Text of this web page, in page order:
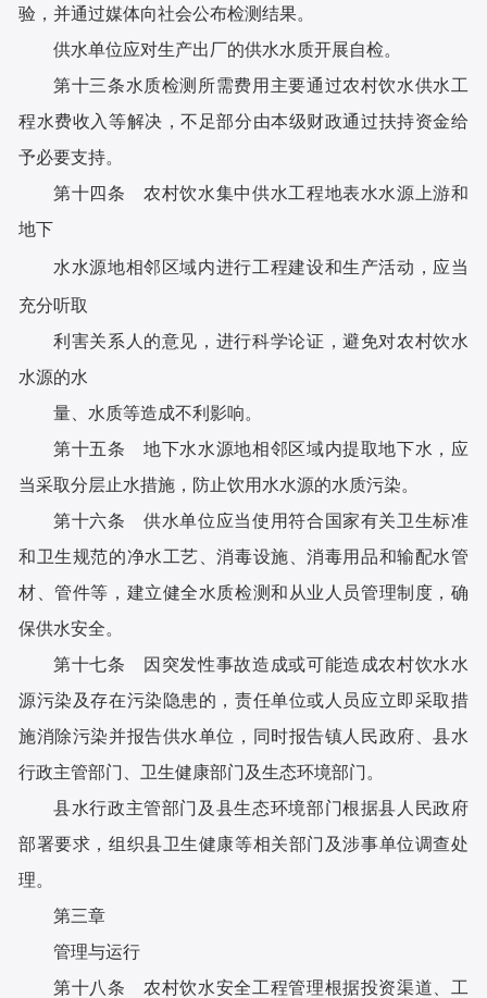
验，并通过媒体向社会公布检测结果。
供水单位应对生产出厂的供水水质开展自检。
第十三条水质检测所需费用主要通过农村饮水供水工
程水费收入等解决，不足部分由本级财政通过扶持资金给
予必要支持。
第十四条 农村饮水集中供水工程地表水水源上游和
地下
水水源地相邻区域内进行工程建设和生产活动，应当
充分听取
利害关系人的意见，进行科学论证，避免对农村饮水
水源的水
量、水质等造成不利影响。
第十五条 地下水水源地相邻区域内提取地下水，应
当采取分层止水措施，防止饮用水水源的水质污染。
第十六条 供水单位应当使用符合国家有关卫生标准
和卫生规范的净水工艺、消毒设施、消毒用品和输配水管
材、管件等，建立健全水质检测和从业人员管理制度，确
保供水安全。
第十七条 因突发性事故造成或可能造成农村饮水水
源污染及存在污染隐患的，责任单位或人员应立即采取措
施消除污染并报告供水单位，同时报告镇人民政府、县水
行政主管部门、卫生健康部门及生态环境部门。
县水行政主管部门及县生态环境部门根据县人民政府
部署要求，组织县卫生健康等相关部门及涉事单位调查处
理。
第三章
管理与运行
第十八条 农村饮水安全工程管理根据投资渠道、工